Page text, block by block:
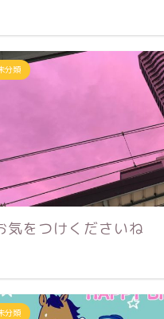
分類
気をつけくださいね
分類